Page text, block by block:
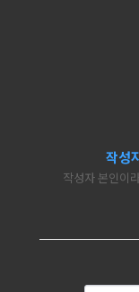
작성
작성자 본인이